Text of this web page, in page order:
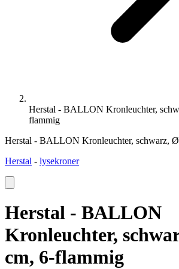
Herstal - BALLON Kronleuchter,
flammig
Herstal - BALLON Kronleuchter, schwarz,
Herstal - lysekroner
Herstal - BALLON
Kronleuchter,
cm, 6-flammig